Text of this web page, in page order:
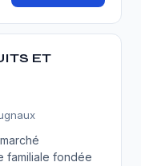
ET
familiale fondée